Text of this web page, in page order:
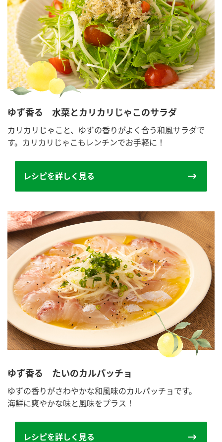
ゆず香る 水菜とカリカリじゃこのサラダ
カリカリじゃこと、ゆずの香りがよく合う和風サラダで
す。カリカリじゃこもレンチンでお手軽に！
レシピを詳しく見る
ゆず香る たいのカルパッチョ
ゆずの香りがさわやかな和風味のカルパッチョです。
海鮮に爽やかな味と風味をプラス！
レシピを詳しく見る